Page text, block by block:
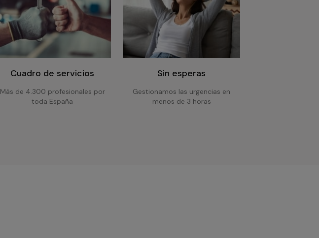
Cuadro de servicios
Más de 4.300 profesionales por
toda España
Sin esperas
Gestionamos las urgencias en
menos de 3 horas